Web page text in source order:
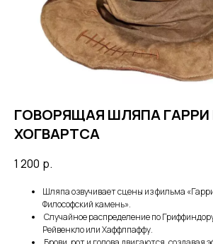
ГОВОРЯЩАЯ ШЛЯПА
ХОГВАРТСА
1 200 р.
Шляпа озвучивает сцены из фильма
Философский камень».
Случайное распределение по
Рейвенкло или Хаффлпаффу.